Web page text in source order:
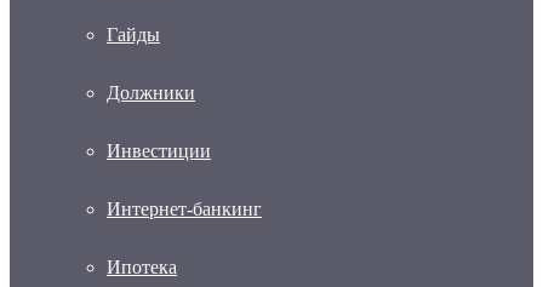
Гайды
Должники
Инвестиции
Интернет-банкинг
Ипотека